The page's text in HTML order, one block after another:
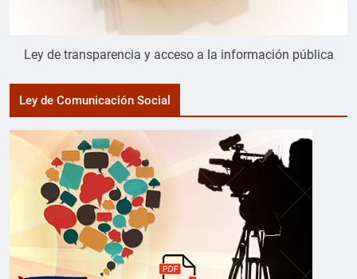
Ley de transparencia y acceso a la información pública
Ley de Comunicación Social